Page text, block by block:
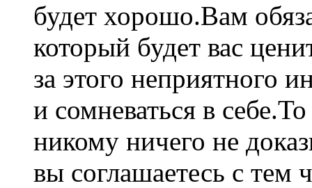
будет хорошо.Вам
который будет вас
за этого неприятного
и сомневаться в
никому ничего не
вы соглашаетесь с